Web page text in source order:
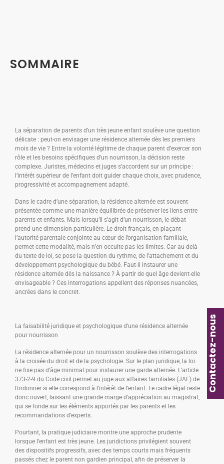
Contactez-nous
SOMMAIRE
La séparation de parents d’un très jeune enfant soulève une question
délicate : peut-on envisager une résidence alternée dès les premiers
mois de vie ? Entre la volonté légitime de chaque parent d’exercer son
rôle et les besoins spécifiques d’un nourrisson, la décision reste
complexe. Juristes, médecins et juges s’accordent sur un principe :
l’intérêt supérieur de l’enfant doit guider chaque choix, avec prudence,
progressivité et accompagnement adapté.
Dans le cadre d’une séparation, la résidence alternée est souvent
présentée comme une manière équilibrée de préserver les liens entre
parents et enfants. Mais lorsqu’il s’agit d’un nourrisson, le débat
prend une dimension particulière. Le droit français, en plaçant
l’autorité parentale conjointe au cœur de l’organisation familiale,
permet cette modalité, mais n’en occulte pas les limites. Car au-delà
du texte de loi, se pose la question du rythme, de l’attachement et du
développement psychologique du bébé. Faut-il instaurer une
résidence alternée dès la naissance ? À partir de quel âge devient-elle
envisageable ? Ces interrogations appellent des réponses nuancées,
ancrées dans le concret.
La faisabilité juridique et psychologique d’une résidence alternée
pour nourrisson
La résidence alternée pour un nourrisson soulève des interrogations
à la croisée du droit et de la psychologie. Sur le plan juridique, la loi
ne fixe pas d’âge minimal pour instaurer une garde alternée. L’article
373-2-9 du Code civil permet au juge aux affaires familiales (JAF) de
l’ordonner si elle correspond à l’intérêt de l’enfant. Le cadre légal reste
donc ouvert, laissant une grande marge d’appréciation au magistrat,
qui se fonde sur les éléments apportés par les parents et les
recommandations d’experts.
Pourtant, la pratique judiciaire montre une approche prudente
lorsque l’enfant est très jeune. Les juridictions privilégient souvent
des dispositifs progressifs, avec des temps courts mais fréquents
passés chez le parent non gardien principal, afin de préserver la